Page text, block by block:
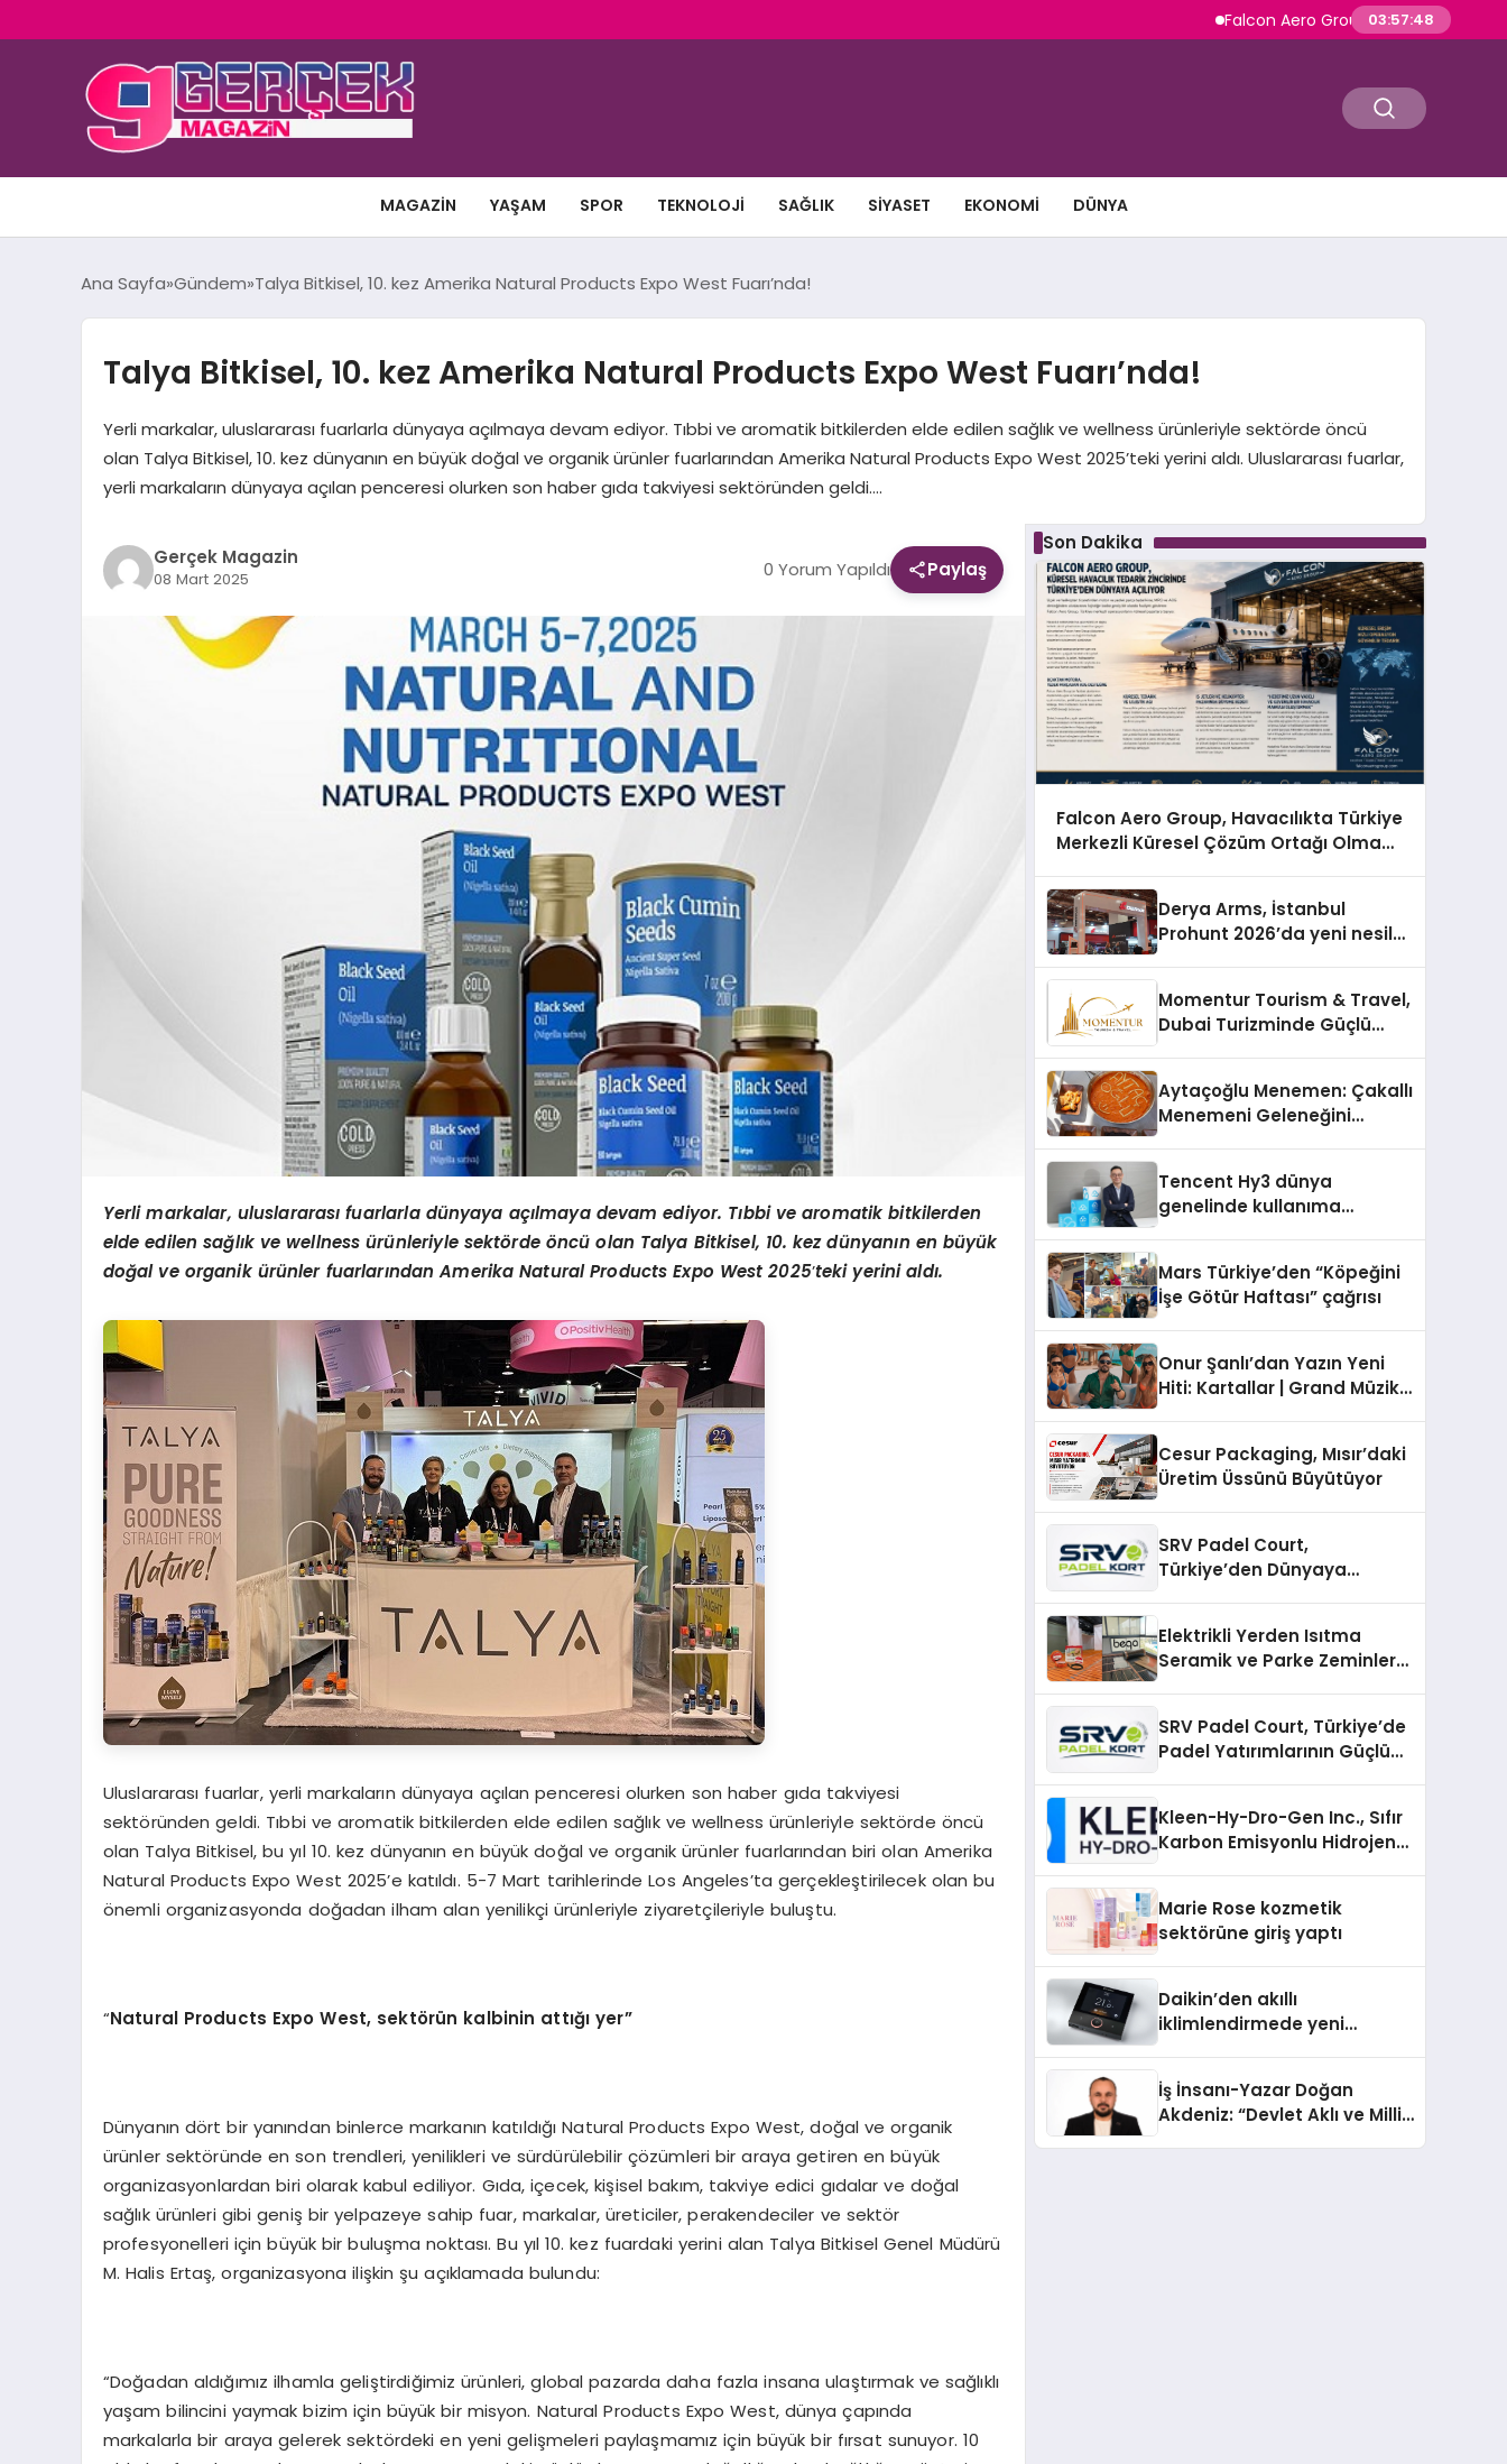
Falcon Aero Group, Havacılıkta Türkiye
03:57:49
MAGAZIN YAŞAM SPOR TEKNOLOJI SAĞLIK SIYASET EKONOMI DÜNYA
Ana Sayfa Gündem Talya Bitkisel, 10. kez Amerika Natural Products Expo West Fuarı’nda!
Talya Bitkisel, 10. kez Amerika Natural Products Expo West Fuarı’nda!
Yerli markalar, uluslararası fuarlarla dünyaya açılmaya devam ediyor. Tıbbi ve aromatik bitkilerden elde edilen sağlık ve wellness ürünleriyle sektörde öncü
olan Talya Bitkisel, 10. kez dünyanın en büyük doğal ve organik ürünler fuarlarından Amerika Natural Products Expo West 2025’teki yerini aldı. Uluslararası fuarlar,
yerli markaların dünyaya açılan penceresi olurken son haber gıda takviyesi sektöründen geldi….
Gerçek Magazin
08 Mart 2025 0 Yorum Yapıldı Paylaş
Yerli markalar, uluslararası fuarlarla dünyaya açılmaya devam ediyor. Tıbbi ve aromatik bitkilerden
elde edilen sağlık ve wellnessürünleriyle sektörde öncü olan Talya Bitkisel, 10. kez dünyanın en büyük
doğal ve organik ürünler fuarlarından Amerika Natural Products Expo West 2025’teki yerini aldı.
Uluslararası fuarlar, yerli markaların dünyaya açılan penceresi olurken son haber gıda takviyesi
sektöründen geldi. Tıbbi ve aromatik bitkilerden elde edilen sağlık ve wellness ürünleriyle sektörde öncü
olan Talya Bitkisel, bu yıl 10. kez dünyanın en büyük doğal ve organik ürünler fuarlarından biri olan Amerika
Natural Products Expo West 2025’e katıldı. 5-7 Mart tarihlerinde Los Angeles’ta gerçekleştirilecek olan bu
önemli organizasyonda doğadan ilham alan yenilikçi ürünleriyle ziyaretçileriyle buluştu.
“Natural Products Expo West, sektörün kalbinin attığı yer”
Dünyanın dört bir yanından binlerce markanın katıldığı Natural Products Expo West, doğal ve organik
ürünler sektöründe en son trendleri, yenilikleri ve sürdürülebilir çözümleri bir araya getiren en büyük
organizasyonlardan biri olarak kabul ediliyor. Gıda, içecek, kişisel bakım, takviye edici gıdalar ve doğal
sağlık ürünleri gibi geniş bir yelpazeye sahip fuar, markalar, üreticiler, perakendeciler ve sektör
profesyonelleri için büyük bir buluşma noktası. Bu yıl 10. kez fuardaki yerini alan Talya Bitkisel Genel Müdürü
M. Halis Ertaş, organizasyona ilişkin şu açıklamada bulundu:
“Doğadan aldığımız ilhamla geliştirdiğimiz ürünleri, global pazarda daha fazla insana ulaştırmak ve sağlıklı
yaşam bilincini yaymak bizim için büyük bir misyon. Natural Products Expo West, dünya çapında
markalarla bir araya gelerek sektördeki en yeni gelişmeleri paylaşmamız için büyük bir fırsat sunuyor. 10
Son Dakika
Falcon Aero Group, Havacılıkta Türkiye
Merkezli Küresel Çözüm Ortağı Olma
Derya Arms, İstanbul
Prohunt 2026’da yeni nesil
Momentur Tourism & Travel,
Dubai Turizminde Güçlü
Aytaçoğlu Menemen: Çakallı
Menemeni Geleneğini
Tencent Hy3 dünya
genelinde kullanıma
Mars Türkiye’den “Köpeğini
İşe Götür Haftası” çağrısı
Onur Şanlı’dan Yazın Yeni
Hiti: Kartallar | Grand Müzik
Cesur Packaging, Mısır’daki
Üretim Üssünü Büyütüyor
SRV Padel Court,
Türkiye’den Dünyaya
Elektrikli Yerden Isıtma
Seramik ve Parke Zeminler
SRV Padel Court, Türkiye’de
Padel Yatırımlarının Güçlü
Kleen-Hy-Dro-Gen Inc., Sıfır
Karbon Emisyonlu Hidrojen
Aldı
Marie Rose kozmetik
sektörüne giriş yaptı
Daikin’den akıllı
iklimlendirmede yeni
İş İnsanı-Yazar Doğan
Akdeniz: “Devlet Aklı ve Milli